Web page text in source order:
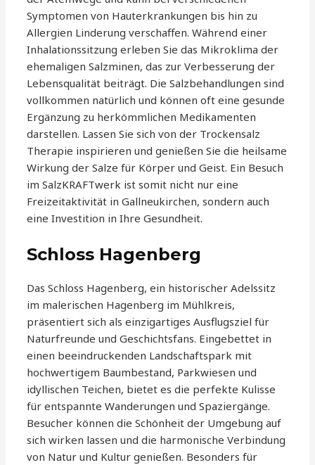
Symptomen von Hauterkrankungen bis hin zu
Allergien Linderung verschaffen. Während einer
Inhalationssitzung erleben Sie das Mikroklima der
ehemaligen Salzminen, das zur Verbesserung der
Lebensqualität beiträgt. Die Salzbehandlungen sind
vollkommen natürlich und können oft eine gesunde
Ergänzung zu herkömmlichen Medikamenten
darstellen. Lassen Sie sich von der Trockensalz
Therapie inspirieren und genießen Sie die heilsame
Wirkung der Salze für Körper und Geist. Ein Besuch
im SalzKRAFTwerk ist somit nicht nur eine
Freizeitaktivität in Gallneukirchen, sondern auch
eine Investition in Ihre Gesundheit.
Schloss Hagenberg
Das Schloss Hagenberg, ein historischer Adelssitz
im malerischen Hagenberg im Mühlkreis,
präsentiert sich als einzigartiges Ausflugsziel für
Naturfreunde und Geschichtsfans. Eingebettet in
einen beeindruckenden Landschaftspark mit
hochwertigem Baumbestand, Parkwiesen und
idyllischen Teichen, bietet es die perfekte Kulisse
für entspannte Wanderungen und Spaziergänge.
Besucher können die Schönheit der Umgebung auf
sich wirken lassen und die harmonische Verbindung
von Natur und Kultur genießen. Besonders für